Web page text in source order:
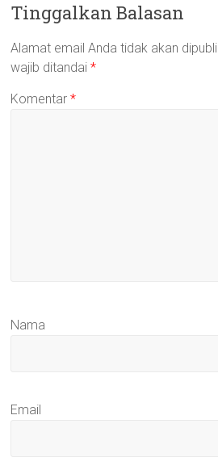
Tinggalkan Balasan
Alamat email Anda tidak akan
wajib ditandai*
Komentar*
Nama
Email